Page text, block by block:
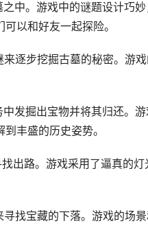
中。游戏中的谜题设计巧妙
以和好友一起探险。
逐步挖掘古墓的秘密。游
发掘出宝物并将其归还。
丰盛的历史姿势。
出路。游戏采用了逼真的灯
找宝藏的下落。游戏的场